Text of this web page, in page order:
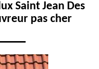
Saint Jean Des
pas cher